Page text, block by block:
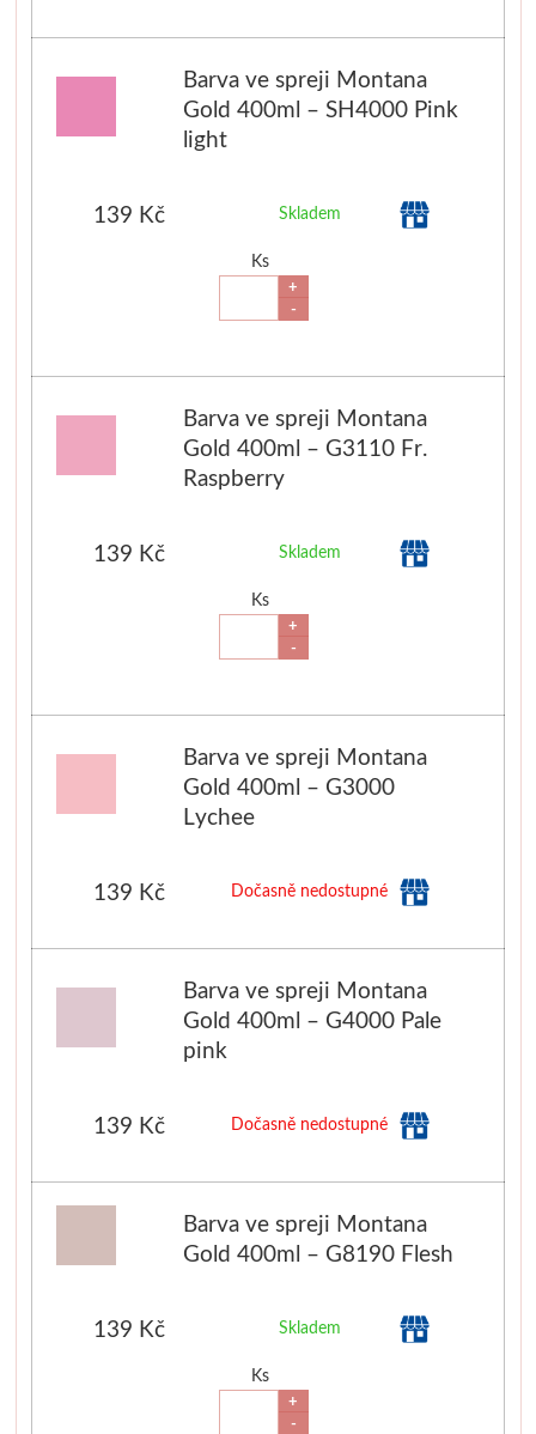
Barva ve spreji Montana
Gold 400ml – SH4000 Pink
light
139 Kč Skladem
Ks
+
-
Barva ve spreji Montana
Gold 400ml – G3110 Fr.
Raspberry
139 Kč Skladem
Ks
+
-
Barva ve spreji Montana
Gold 400ml – G3000
Lychee
139 Kč Dočasně nedostupné
Barva ve spreji Montana
Gold 400ml – G4000 Pale
pink
139 Kč Dočasně nedostupné
Barva ve spreji Montana
Gold 400ml – G8190 Flesh
139 Kč Skladem
Ks
+
-